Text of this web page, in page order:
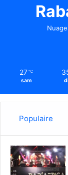
27 ℃
sam
Populaire